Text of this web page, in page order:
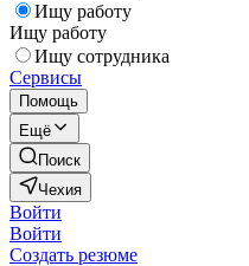
Ищу работу
Ищу работу
Ищу сотрудника
Сервисы
Помощь
Ещё
Поиск
Чехия
Войти
Войти
Создать резюме